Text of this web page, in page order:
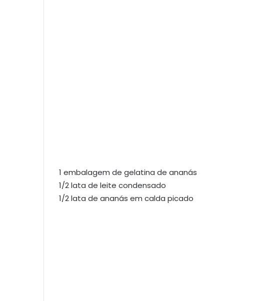
1 embalagem de gelatina de ananás
1/2 lata de leite condensado
1/2 lata de ananás em calda picado